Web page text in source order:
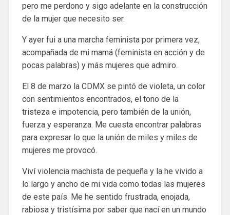
pero me perdono y sigo adelante en la construcción
de la mujer que necesito ser.
Y ayer fui a una marcha feminista por primera vez,
acompañada de mi mamá (feminista en acción y de
pocas palabras) y más mujeres que admiro.
El 8 de marzo la CDMX se pintó de violeta, un color
con sentimientos encontrados, el tono de la
tristeza e impotencia, pero también de la unión,
fuerza y esperanza. Me cuesta encontrar palabras
para expresar lo que la unión de miles y miles de
mujeres me provocó.
Viví violencia machista de pequeña y la he vivido a
lo largo y ancho de mi vida como todas las mujeres
de este país. Me he sentido frustrada, enojada,
rabiosa y tristísima por saber que nací en un mundo